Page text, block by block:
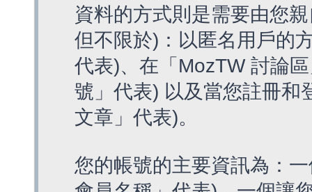
資料的方式則是需要由您
但不限於)：以匿名用戶的
代表)、在「MozTW 討論
號」代表) 以及當您註冊和
文章」代表)。
您的帳號的主要資訊為：